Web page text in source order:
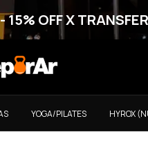
OFF X
YOGA/PILATES HYROX